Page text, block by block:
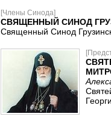
[Члены Синода]
СВЯЩЕННЫЙ СИНОД
Священный Синод